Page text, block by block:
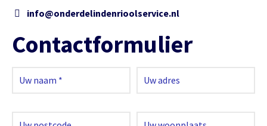
info@onderdelindenrioolservice.nl
Contactformulier